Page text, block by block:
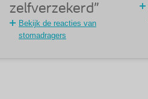
zelfverzekerd"
Bekijk de reacties van
stomadragers